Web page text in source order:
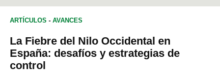
CIENCIAS POLÍTICAS
ARTÍCULOS - AVANCES
La Fiebre del Nilo Occidental en
España: desafíos y estrategias de
control